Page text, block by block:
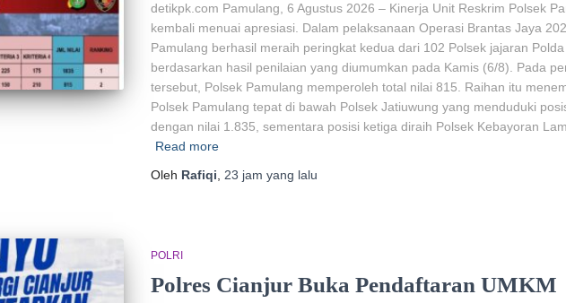
detikpk.com Pamulang, 6 Agustus 2026 – Kinerja Unit Reskrim Polsek
kembali menuai apresiasi. Dalam pelaksanaan Operasi Brantas Jaya
Pamulang berhasil meraih peringkat kedua dari 102 Polsek jajaran
berdasarkan hasil penilaian yang diumumkan pada Kamis (6/8). Pada
tersebut, Polsek Pamulang memperoleh total nilai 815. Raihan itu
Polsek Pamulang tepat di bawah Polsek Jatiuwung yang menduduki
dengan nilai 1.835, sementara posisi ketiga diraih Polsek Kebayoran
Read more
Oleh Rafiqi 23 jam yang lalu
POLRI
Polres Cianjur Buka Pendaftaran UMKM